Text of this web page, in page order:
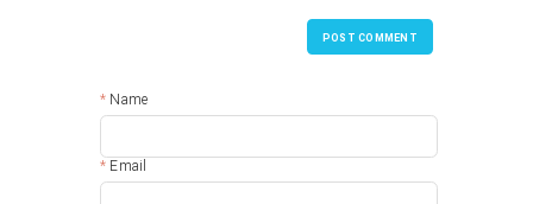
POST COMMENT
Name
Email